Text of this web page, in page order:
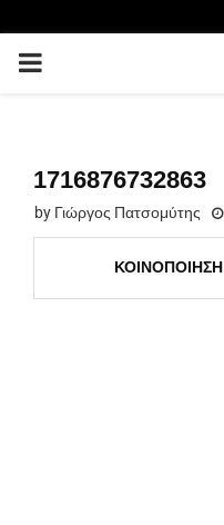
PRIMARY
1716876732863
by Γιώργος Πατσομύτης
ΚΟΙΝΟΠΟΊΗΣΗ